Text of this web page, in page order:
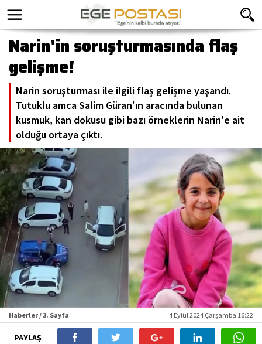
Narin'in soruşturmasında flaş
gelişme!
Narin soruşturması ile ilgili flaş gelişme yaşandı.
Tutuklu amca Salim Güran'ın aracında bulunan
kusmuk, kan dokusu gibi bazı örneklerin Narin'e ait
olduğu ortaya çıktı.
Haberler / 3. Sayfa 4 Eylül 2024 Çarşamba 16:22
PAYLAŞ